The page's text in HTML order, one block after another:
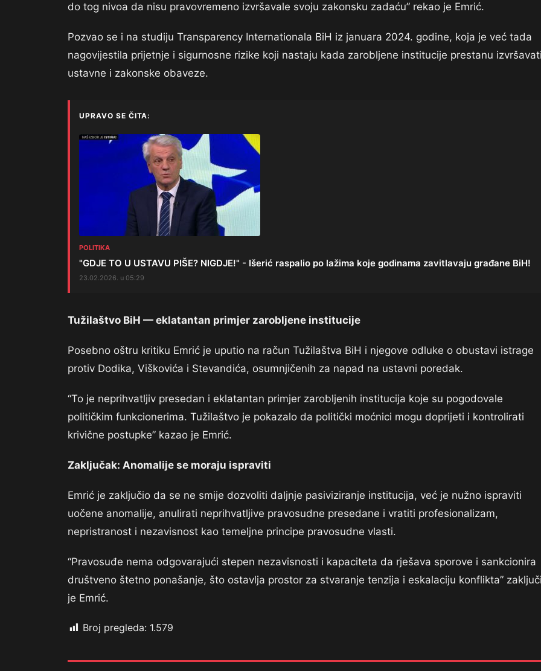
do tog nivoa da nisu pravovremeno izvršavale svoju zakonsku zadaću” rekao je Emrić.
Pozvao se i na studiju Transparency Internationala BiH iz januara 2024. godine, koja je već tada
nagovijestila prijetnje i sigurnosne rizike koji nastaju kada zarobljene institucije prestanu
ustavne i zakonske obaveze.
UPRAVO SE ČITA:
POLITIKA
"GDJE TO U USTAVU PIŠE? NIGDJE!" - Išerić raspalio po lažima koje godinama zavitlavaju građane BiH!
23.02.2026. u 05:29
Tužilaštvo BiH — eklatantan primjer zarobljene institucije
Posebno oštru kritiku Emrić je uputio na račun Tužilaštva BiH i njegove odluke o obustavi istrage
protiv Dodika, Viškovića i Stevandića, osumnjičenih za napad na ustavni poredak.
“To je neprihvatljiv presedan i eklatantan primjer zarobljenih institucija koje su pogodovale
političkim funkcionerima. Tužilaštvo je pokazalo da politički moćnici mogu doprijeti i kontrolirati
krivične postupke” kazao je Emrić.
Zaključak: Anomalije se moraju ispraviti
Emrić je zaključio da se ne smije dozvoliti daljnje pasiviziranje institucija, već je nužno ispraviti
uočene anomalije, anulirati neprihvatljive pravosudne presedane i vratiti profesionalizam,
nepristranost i nezavisnost kao temeljne principe pravosudne vlasti.
“Pravosuđe nema odgovarajući stepen nezavisnosti i kapaciteta da rješava sporove i sankcionira
društveno štetno ponašanje, što ostavlja prostor za stvaranje tenzija i eskalaciju konflikta”
je Emrić.
Broj pregleda: 1.579